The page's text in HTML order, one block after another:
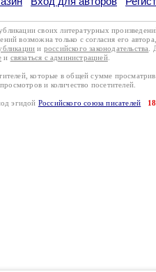
своих литературных
возможна только с согласия его
и российского законодательства .
и связаться с администрацией.
которые в общей сумме
и количество посетителей.
эгидой Российского союза писателей